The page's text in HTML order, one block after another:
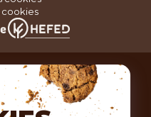
cookies
pour concocter de
d’un grand chef ?
cuisine, nous vous